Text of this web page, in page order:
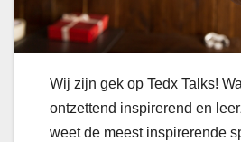
Wij zijn gek op Tedx Talks!
ontzettend inspirerend en
weet de meest inspirerende